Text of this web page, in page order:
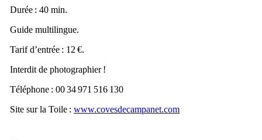
Durée : 40 min.
Guide multilingue.
Tarif d’entrée : 12 €.
Interdit de photographier !
Téléphone : 00 34 971 516 130
Site sur la Toile : www.covesdecampanet.com